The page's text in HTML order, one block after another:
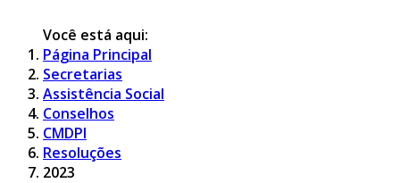
Você está aqui:
Página Principal
Secretarias
Assistência Social
Conselhos
CMDPI
Resoluções
2023